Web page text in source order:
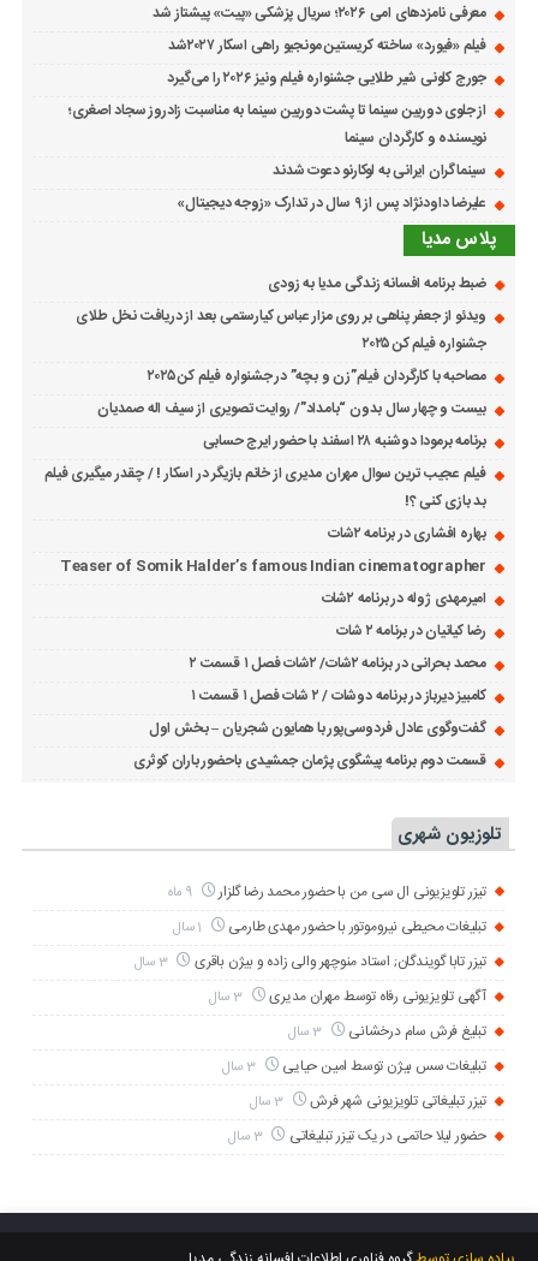
معرفی نامزدهای امی ۲۰۲۶؛ سریال پزشکی «پیت» پیشتاز شد
فیلم «فیورد» ساخته کریستین مونجیو راهی اسکار ۲۰۲۷شد
جورج کلونی شیر طلایی جشنواره فیلم ونیز ۲۰۲۶ را می‌گیرد
از جلوی دوربین سینما تا پشت دوربین سینما به مناسبت زادروز سجاد اصغری؛
نویسنده و کارگردان سینما
سینماگران ایرانی به لوکارنو دعوت شدند
علیرضا داودنژاد پس از ۹ سال در تدارک «زوجه دیجیتال»
پلاس مدیا
ضبط برنامه افسانه زندگی مدیا به زودی
ویدئو از جعفر پناهی بر روی مزار عباس کیارستمی بعد از دریافت نخل طلای
جشنواره فیلم کن ۲۰۲۵
مصاحبه با کارگردان فیلم”زن و بچه” در جشنواره فیلم کن ۲۰۲۵
بیست و چهار سال بدون “بامداد”/ روایت تصویری از سیف اله صمدیان
برنامه برمودا دوشنبه ۲۸ اسفند با حضور ایرج حسابی
فیلم عجیب ترین سوال مهران مدیری از خانم بازیگر در اسکار ! / چقدر میگیری فیلم
بد بازی کنی ؟!
بهاره افشاری در برنامه ۲شات
Teaser of Somik Halder’s famous Indian cinematographer
امیرمهدی ژوله در برنامه ۲شات
رضا کیانیان در برنامه ۲ شات
محمد بحرانی در برنامه ۲شات/ ۲شات فصل ۱ قسمت ۲
کامبیز دیرباز در برنامه دوشات / ۲ شات فصل ۱ قسمت ۱
گفت‌وگوی عادل فردوسی‌پور با همایون شجریان – بخش اول
قسمت دوم برنامه پیشگوی پژمان جمشیدی باحضور باران کوثری
تلوزیون شهری
تیزر تلویزیونی ال سی من با حضور محمد رضا گلزار 9 ماه
تبلیغات محیطی نیروموتور با حضور مهدی طارمی
تیزر تابا گویندگان; استاد منوچهر والی زاده و بیژن باقری 3 سال
آگهی تلویزیونی رفاه توسط مهران مدیری 3 سال
تبلیغ فرش سام درخشانی 3 سال
تبلیغات سس بیژن توسط امین حیایی 3 سال
تیزر تبلیغاتی تلویزیونی شهر فرش 3 سال
حضور لیلا حاتمی در یک تیزر تبلیغاتی 3 سال